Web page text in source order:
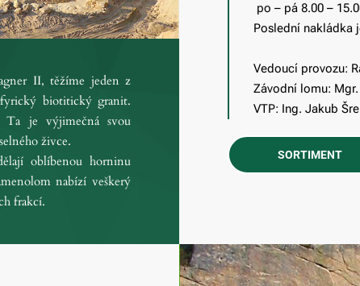
II, těžíme jeden z
biotitický granit.
Ta je výjimečná svou
živce.
oblíbenou horninu
nabízí veškerý
frakcí.
po – pá 8.00 –
Poslední nakládka
Vedoucí provozu:
Závodní lomu:
VTP: Ing. Jakub
SORTIMENT